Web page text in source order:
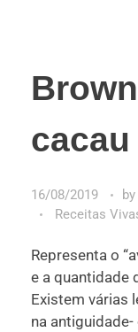
16/08/2019 by
Receitas
Representa o
e a quantidade
Existem várias
na